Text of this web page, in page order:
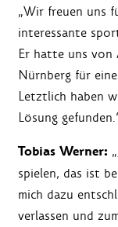
„Wir freuen uns
interessante
Er hatte uns von
Nürnberg für
Letztlich haben
Lösung
Tobias Werner:
spielen, das ist
mich dazu
verlassen und